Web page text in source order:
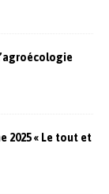
2025 « Le tout et